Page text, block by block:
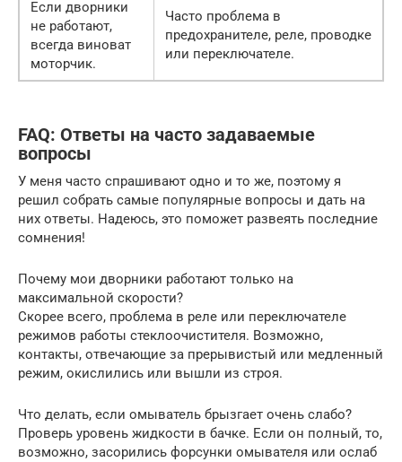
Если дворники
не работают,
всегда виноват
моторчик.
Часто проблема в
предохранителе, реле, проводке
или переключателе.
FAQ: Ответы на часто задаваемые
вопросы
У меня часто спрашивают одно и то же, поэтому я
решил собрать самые популярные вопросы и дать на
них ответы. Надеюсь, это поможет развеять последние
сомнения!
Почему мои дворники работают только на
максимальной скорости?
Скорее всего, проблема в реле или переключателе
режимов работы стеклоочистителя. Возможно,
контакты, отвечающие за прерывистый или медленный
режим, окислились или вышли из строя.
Что делать, если омыватель брызгает очень слабо?
Проверь уровень жидкости в бачке. Если он полный, то,
возможно, засорились форсунки омывателя или ослаб